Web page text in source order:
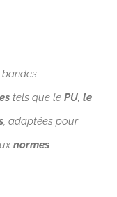
bandes
tels que le PU, le
, adaptées pour
normes